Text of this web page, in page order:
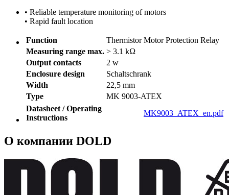
• Reliable temperature monitoring of motors
• Rapid fault location
Function
Thermistor Motor Protection Relay
Measuring range max. > 3.1 kΩ
Output contacts
2 w
Enclosure design
Schaltschrank
Width
22,5 mm
Type
MK 9003-ATEX
Datasheet / Operating
Instructions
MK9003_ATEX_en.pdf
О компании DOLD